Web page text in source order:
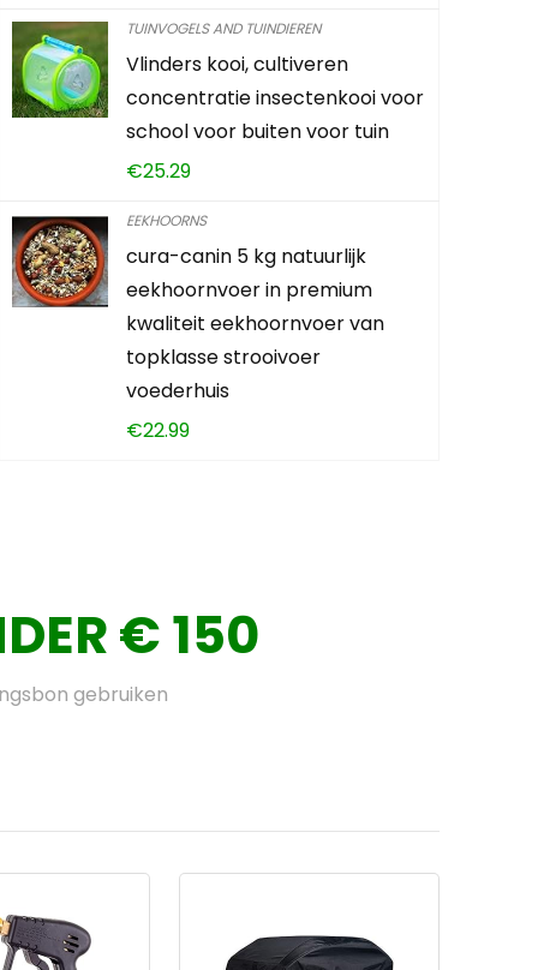
€14.95
Already Sold:24
0 3
TOEVOEGEN AAN
TUINVOGELS AND TUINDIEREN
Vlinders kooi, cultiveren
concentratie insectenkooi voor
school voor buiten voor tuin
€25.29
EEKHOORNS
cura-canin 5 kg natuurlijk
eekhoornvoer in premium
kwaliteit eekhoornvoer van
topklasse strooivoer
voederhuis
€22.99
€ 150
gebruiken